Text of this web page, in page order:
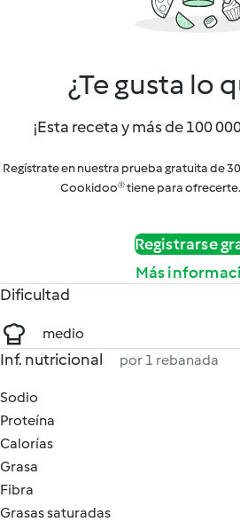
¿Te gusta lo
¡Esta receta y más de 100
Regístrate en nuestra prueba gratuita de
Cookidoo® tiene para
Registrarse
Más
Dificultad
medio
Inf. nutricional por 1 rebanada
Sodio
Proteína
Calorías
Grasa
Fibra
Grasas saturadas